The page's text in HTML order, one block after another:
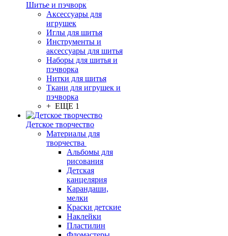
Шитье и пэчворк
Аксессуары для
игрушек
Иглы для шитья
Инструменты и
аксессуары для шитья
Наборы для шитья и
пэчворка
Нитки для шитья
Ткани для игрушек и
пэчворка
+ ЕЩЕ 1
Детское творчество
Материалы для
творчества
Альбомы для
рисования
Детская
канцелярия
Карандаши,
мелки
Краски детские
Наклейки
Пластилин